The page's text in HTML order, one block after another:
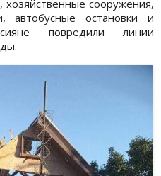
сооружения,
автобусные остановки и
повредили линии